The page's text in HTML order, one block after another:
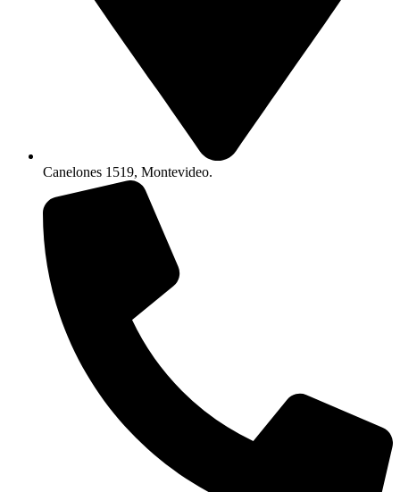
Canelones 1519, Montevideo.